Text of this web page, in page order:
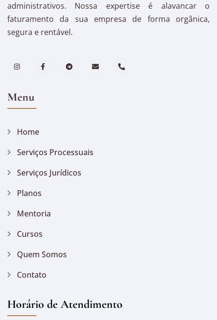
administrativos. Nossa expertise é alavancar o
faturamento da sua empresa de forma orgânica,
segura e rentável.
Menu
Home
Serviços Processuais
Serviços Jurídicos
Planos
Mentoria
Cursos
Quem Somos
Contato
Horário de Atendimento